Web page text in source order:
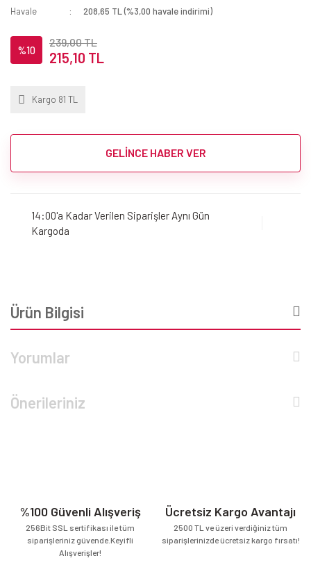
Havale
208,65 TL (%3,00 havale indirimi)
%10
239,00 TL
215,10 TL
Kargo 81 TL
GELİNCE HABER VER
14:00'a Kadar Verilen Siparişler Aynı Gün
Kargoda
Ürün Bilgisi
Yorumlar
Önerileriniz
%100 Güvenli Alışveriş
256Bit SSL sertifikası ile tüm
siparişleriniz güvende.Keyifli
Alışverişler!
Ücretsiz Kargo Avantajı
2500 TL ve üzeri verdiğiniz tüm
siparişlerinizde ücretsiz kargo fırsatı!